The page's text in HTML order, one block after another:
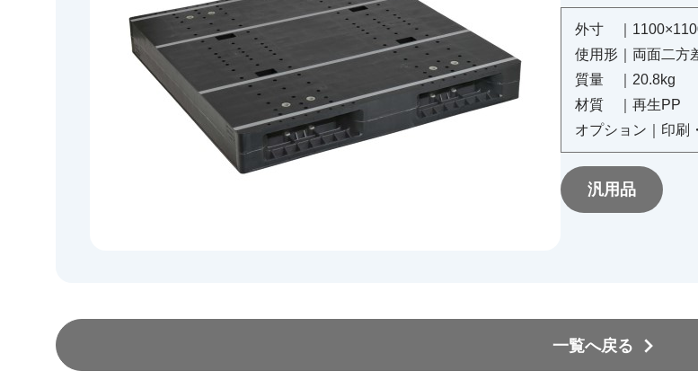
外寸 ｜
使用形｜ 両面二方
質量 ｜ 20.8kg
材質 ｜ 再生PP
オプション｜ 印刷
汎用品
一覧へ戻る